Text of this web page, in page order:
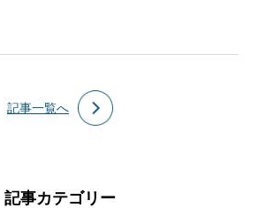
記事一覧へ
記事カテゴリー